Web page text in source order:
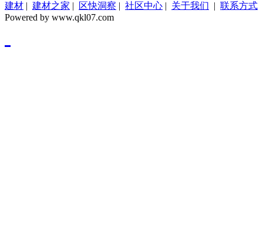
建材 | 建材之家 | 区快洞察 | 社区中心 | 关于我们 | 联系方式
Powered by www.qkl07.com